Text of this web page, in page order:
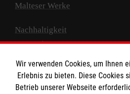
Malteser Werke
Nachhaltigkeit
Prävention
Compliance
Transparenz
Spenden und Helfen
Wir verwenden Cookies, um Ihnen
Erlebnis zu bieten. Diese Cookies
Betrieb unserer Webseite